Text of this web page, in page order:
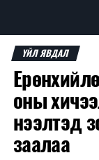
ҮЙЛ ЯВДАЛ
оны
нээлтэд
заалаа